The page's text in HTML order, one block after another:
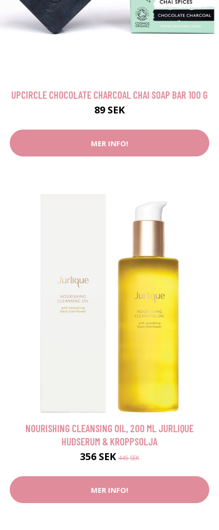
UPCIRCLE CHOCOLATE CHARCOAL CHAI SOAP BAR 100 G
89 SEK
MER INFO!
NOURISHING CLEANSING OIL, 200 ML JURLIQUE
HUDSERUM & KROPPSOLJA
356 SEK445 SEK
MER INFO!